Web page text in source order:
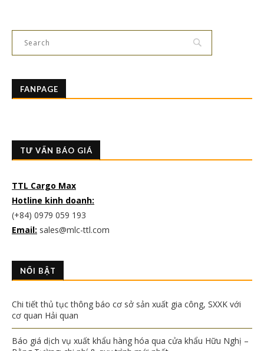
FANPAGE
TƯ VẤN BÁO GIÁ
TTL Cargo Max
Hotline kinh doanh:
(+84) 0979 059 193
Email: sales@mlc-ttl.com
NỔI BẬT
Chi tiết thủ tục thông báo cơ sở sản xuất gia công, SXXK với
cơ quan Hải quan
Báo giá dịch vụ xuất khẩu hàng hóa qua cửa khẩu Hữu Nghị –